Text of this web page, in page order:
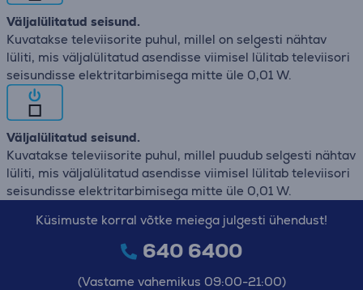
Väljalülitatud seisund.
Kuvatakse televiisorite puhul, millel on selgesti nähtav
lüliti, mis väljalülitatud asendisse viimisel lülitab televiisori
seisundisse elektritarbimisega mitte üle 0,01 W.
Väljalülitatud seisund.
Kuvatakse televiisorite puhul, millel puudub selgesti nähtav
lüliti, mis väljalülitatud asendisse viimisel lülitab televiisori
seisundisse elektritarbimisega mitte üle 0,01 W.
Küsimuste korral võtke meiega julgesti ühendust!
640 6400
(Vastame vahemikus 09:00-21:00)